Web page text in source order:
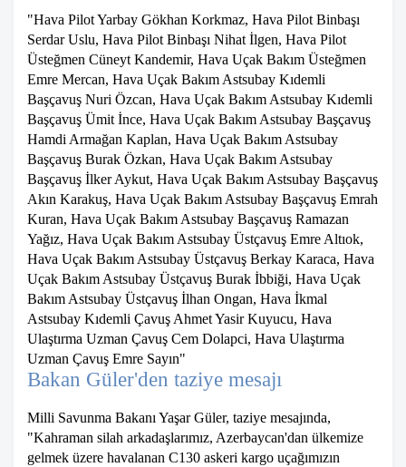
"Hava Pilot Yarbay Gökhan Korkmaz, Hava Pilot Binbaşı
Serdar Uslu, Hava Pilot Binbaşı Nihat İlgen, Hava Pilot
Üsteğmen Cüneyt Kandemir, Hava Uçak Bakım Üsteğmen
Emre Mercan, Hava Uçak Bakım Astsubay Kıdemli
Başçavuş Nuri Özcan, Hava Uçak Bakım Astsubay Kıdemli
Başçavuş Ümit İnce, Hava Uçak Bakım Astsubay Başçavuş
Hamdi Armağan Kaplan, Hava Uçak Bakım Astsubay
Başçavuş Burak Özkan, Hava Uçak Bakım Astsubay
Başçavuş İlker Aykut, Hava Uçak Bakım Astsubay Başçavuş
Akın Karakuş, Hava Uçak Bakım Astsubay Başçavuş Emrah
Kuran, Hava Uçak Bakım Astsubay Başçavuş Ramazan
Yağız, Hava Uçak Bakım Astsubay Üstçavuş Emre Altıok,
Hava Uçak Bakım Astsubay Üstçavuş Berkay Karaca, Hava
Uçak Bakım Astsubay Üstçavuş Burak İbbiği, Hava Uçak
Bakım Astsubay Üstçavuş İlhan Ongan, Hava İkmal
Astsubay Kıdemli Çavuş Ahmet Yasir Kuyucu, Hava
Ulaştırma Uzman Çavuş Cem Dolapci, Hava Ulaştırma
Uzman Çavuş Emre Sayın"
Bakan Güler'den taziye mesajı
Milli Savunma Bakanı Yaşar Güler, taziye mesajında,
"Kahraman silah arkadaşlarımız, Azerbaycan'dan ülkemize
gelmek üzere havalanan C130 askeri kargo uçağımızın